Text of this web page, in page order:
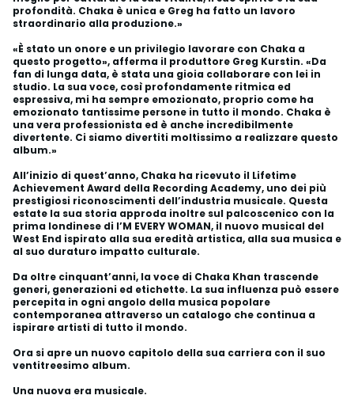
profondità. Chaka è unica e Greg ha fatto un lavoro
straordinario alla produzione.»
«È stato un onore e un privilegio lavorare con Chaka a
questo progetto», afferma il produttore Greg Kurstin. «Da
fan di lunga data, è stata una gioia collaborare con lei in
studio. La sua voce, così profondamente ritmica ed
espressiva, mi ha sempre emozionato, proprio come ha
emozionato tantissime persone in tutto il mondo. Chaka è
una vera professionista ed è anche incredibilmente
divertente. Ci siamo divertiti moltissimo a realizzare questo
album.»
All’inizio di quest’anno, Chaka ha ricevuto il Lifetime
Achievement Award della Recording Academy, uno dei più
prestigiosi riconoscimenti dell’industria musicale. Questa
estate la sua storia approda inoltre sul palcoscenico con la
prima londinese di I’M EVERY WOMAN, il nuovo musical del
West End ispirato alla sua eredità artistica, alla sua musica e
al suo duraturo impatto culturale.
Da oltre cinquant’anni, la voce di Chaka Khan trascende
generi, generazioni ed etichette. La sua influenza può essere
percepita in ogni angolo della musica popolare
contemporanea attraverso un catalogo che continua a
ispirare artisti di tutto il mondo.
Ora si apre un nuovo capitolo della sua carriera con il suo
ventitreesimo album.
Una nuova era musicale.